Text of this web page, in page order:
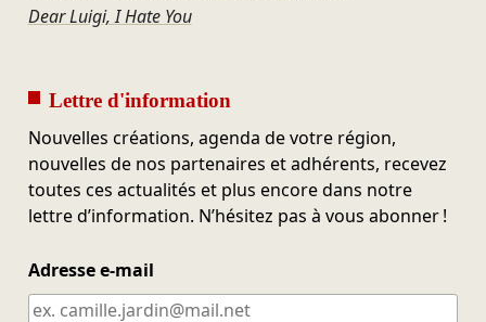
Dear Luigi, I Hate You
Lettre d'information
Nouvelles créations, agenda de votre région,
nouvelles de nos partenaires et adhérents, recevez
toutes ces actualités et plus encore dans notre
lettre d’information. N’hésitez pas à vous abonner !
Adresse e-mail